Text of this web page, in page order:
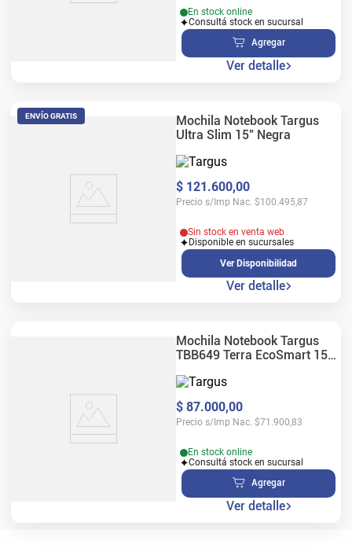
En stock online
Consultá stock en sucursal
Agregar
Ver detalle
ENVÍO GRATIS
Mochila Notebook Targus
Ultra Slim 15" Negra
$ 121.600,00
Precio s/Imp Nac. $100.495,87
Sin stock en venta web
Disponible en sucursales
Ver Disponibilidad
Ver detalle
Mochila Notebook Targus
TBB649 Terra EcoSmart 15-
$ 87.000,00
Precio s/Imp Nac. $71.900,83
En stock online
Consultá stock en sucursal
Agregar
Ver detalle